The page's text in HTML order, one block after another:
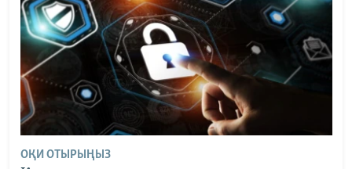
ОҚИ ОТЫРЫҢЫЗ